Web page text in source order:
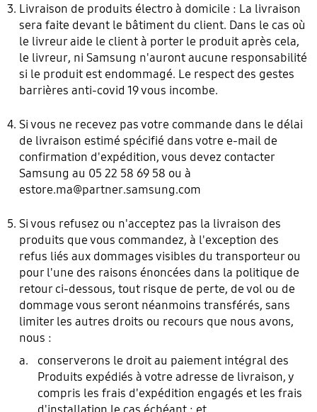
Livraison de produits électro à domicile : La livraison
sera faite devant le bâtiment du client. Dans le cas où
le livreur aide le client à porter le produit après cela,
le livreur, ni Samsung n'auront aucune responsabilité
si le produit est endommagé. Le respect des gestes
barrières anti-covid 19 vous incombe.
Si vous ne recevez pas votre commande dans le délai
de livraison estimé spécifié dans votre e-mail de
confirmation d'expédition, vous devez contacter
Samsung au 05 22 58 69 58 ou à
estore.ma@partner.samsung.com
Si vous refusez ou n'acceptez pas la livraison des
produits que vous commandez, à l'exception des
refus liés aux dommages visibles du transporteur ou
pour l'une des raisons énoncées dans la politique de
retour ci-dessous, tout risque de perte, de vol ou de
dommage vous seront néanmoins transférés, sans
limiter les autres droits ou recours que nous avons,
nous :
conserverons le droit au paiement intégral des
Produits expédiés à votre adresse de livraison, y
compris les frais d'expédition engagés et les frais